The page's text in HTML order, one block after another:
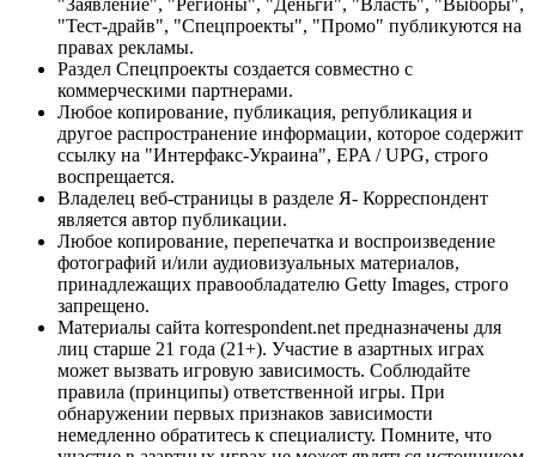
"Заявление", "Регионы", "Деньги", "Власть", "Выборы",
"Тест-драйв", "Спецпроекты", "Промо" публикуются на
правах рекламы.
Раздел Спецпроекты создается совместно с
коммерческими партнерами.
Любое копирование, публикация, републикация и
другое распространение информации, которое содержит
ссылку на "Интерфакс-Украина", EPA / UPG, строго
воспрещается.
Владелец веб-страницы в разделе Я- Корреспондент
является автор публикации.
Любое копирование, перепечатка и воспроизведение
фотографий и/или аудиовизуальных материалов,
принадлежащих правообладателю Getty Images, строго
запрещено.
Материалы сайта korrespondent.net предназначены для
лиц старше 21 года (21+). Участие в азартных играх
может вызвать игровую зависимость. Соблюдайте
правила (принципы) ответственной игры. При
обнаружении первых признаков зависимости
немедленно обратитесь к специалисту. Помните, что